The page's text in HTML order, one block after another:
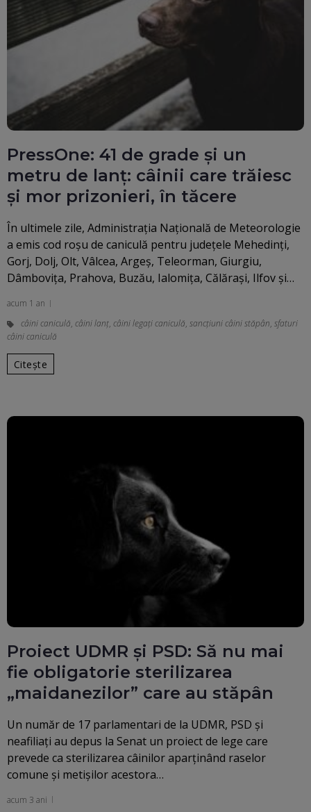
PressOne: 41 de grade și un
metru de lanț: câinii care trăiesc
și mor prizonieri, în tăcere
În ultimele zile, Administraţia Naţională de Meteorologie
a emis cod roșu de caniculă pentru judeţele Mehedinţi,
Gorj, Dolj, Olt, Vâlcea, Argeş, Teleorman, Giurgiu,
Dâmboviţa, Prahova, Buzău, Ialomiţa, Călăraşi, Ilfov şi…
acum 1 an
câini caniculă, câini lanţ, câini legaţi caniculă, sancțiuni câini stăpân, sfaturi
câini caniculă
Citește
Proiect UDMR și PSD: Să nu mai
fie obligatorie sterilizarea
„maidanezilor” care au stăpân
Un număr de 17 parlamentari de la UDMR, PSD şi
neafiliaţi au depus la Senat un proiect de lege care
prevede ca sterilizarea câinilor aparţinând raselor
comune şi metişilor acestora…
acum 3 ani